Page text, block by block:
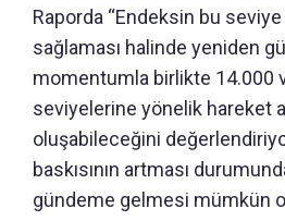
Raporda “Endeksin bu seviye
sağlaması halinde yeniden
momentumla birlikte 14.000
seviyelerine yönelik hareket
oluşabileceğini
baskısının artması
gündeme gelmesi mümkün